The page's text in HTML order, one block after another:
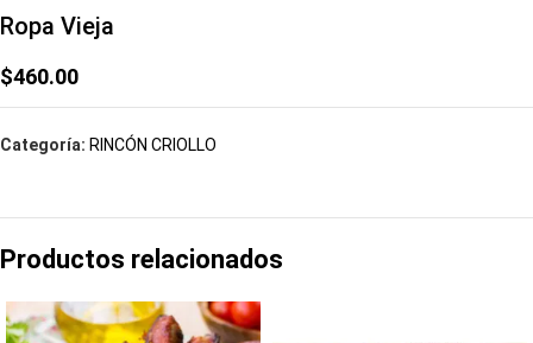
Ropa Vieja
$460.00
Categoría: RINCÓN CRIOLLO
Productos relacionados